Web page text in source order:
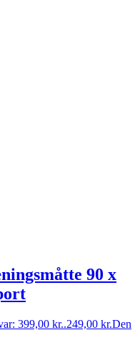
90 x
399,00 kr..249,00 kr.Den